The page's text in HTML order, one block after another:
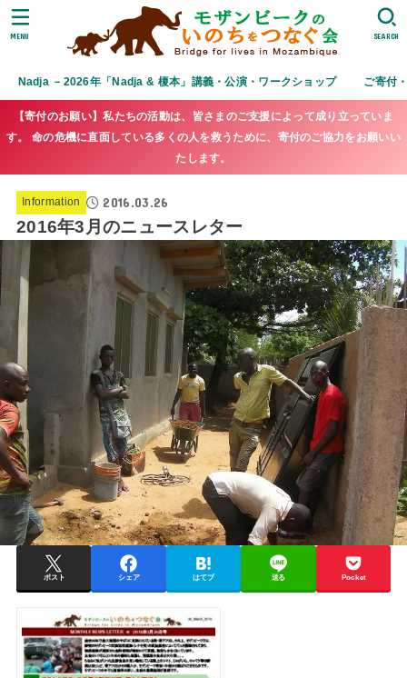
Nadja －2026年「Nadja & 榎本」講義・公演・ワークショップ ご寄付
SEARCH
MENU
【寄付のお願い】私たちの活動は、皆さまのご支援によって成り立っていま
す。 命の危機に直面している多くの人を救うために、寄付のご協力をお願いい
たします。
Information 2016.03.26
2016年3月のニュースレター
ポスト シェア はてブ 送る Pocket